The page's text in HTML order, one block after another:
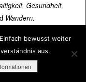
in den letzten
Der
dass es in
gibt oder es
bewusst weiter
aus.
Gesundheit,
Wandern.
schon mit.